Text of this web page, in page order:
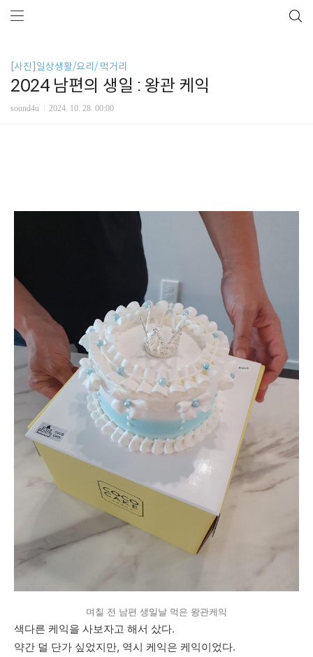
[사진]일상생활/요리/ 먹거리
2024 남편의 생일 : 왕관 케익
sound4u 2024. 10. 28. 00:00
며칠 전 남편 생일날 먹은 왕관케익
색다른 케익을 사보자고 해서 샀다.
약간 덜 단가 싶었지만, 역시 케익은 케익이었다.